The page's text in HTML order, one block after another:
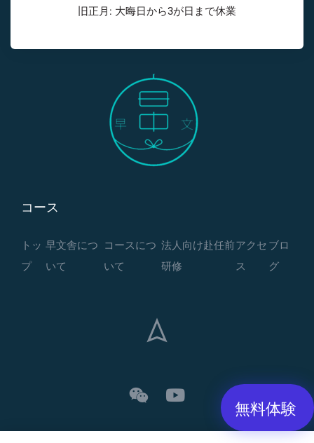
旧正月: 大晦日から3が日まで休業
コース
トッ
プ
早文舎につ
いて
コースにつ
いて
法人向け赴任前
研修
アクセ
ス
ブロ
グ
無料体験